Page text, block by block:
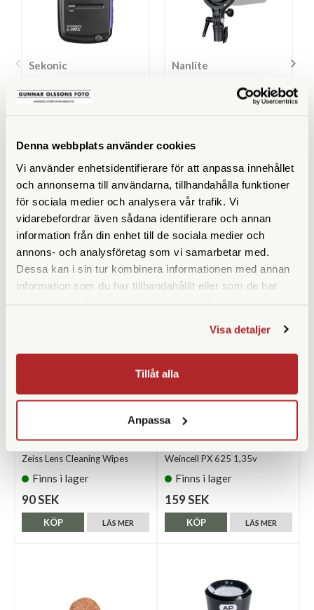
Denna webbplats använder cookies
Vi använder enhetsidentifierare för att anpassa innehållet
och annonserna till användarna, tillhandahålla funktioner
för sociala medier och analysera vår trafik. Vi
vidarebefordrar även sådana identifierare och annan
information från din enhet till de sociala medier och
annons- och analysföretag som vi samarbetar med.
Dessa kan i sin tur kombinera informationen med annan
information som du har tillhandahållit eller som de har
Visa detaljer
Tillåt alla
Anpassa
Sekonic
Ljusmätare
2.790 SEK
LÄS MER
KÖP
Nanlite
Nanlite Bowens Adaptor
245 SEK
LÄS MER
KÖP
ANDRA KÖPTE ÄVEN
Zeiss
Zeiss Lens Cleaning Wipes
Finns i lager
90 SEK
LÄS MER
KÖP
Weincell
Weincell PX 625 1,35v
Finns i lager
159 SEK
LÄS MER
KÖP